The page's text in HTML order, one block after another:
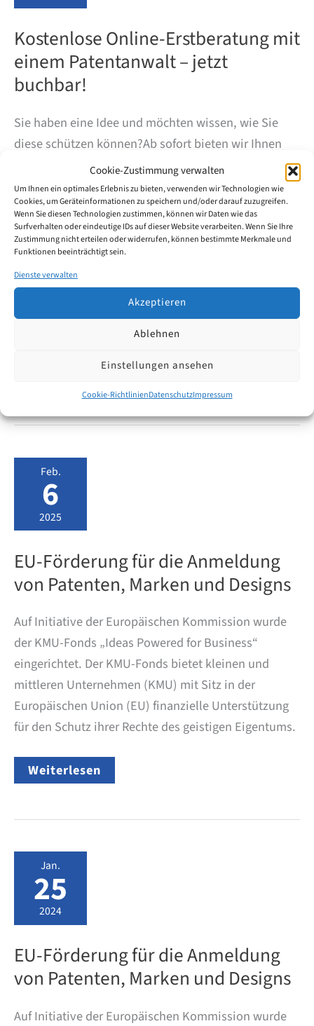
Cookie-Zustimmung verwalten
Um Ihnen ein optimales Erlebnis zu bieten, verwenden wir Technologien wie
Cookies, um Geräteinformationen zu speichern und/oder darauf zuzugreifen.
Wenn Sie diesen Technologien zustimmen, können wir Daten wie das
Surfverhalten oder eindeutige IDs auf dieser Website verarbeiten. Wenn Sie Ihre
Zustimmung nicht erteilen oder widerrufen, können bestimmte Merkmale und
Funktionen beeinträchtigt sein.
Dienste verwalten
Akzeptieren
Ablehnen
Einstellungen ansehen
Cookie-RichtlinienDatenschutzImpressum
Kostenlose Online-Erstberatung mit
einem Patentanwalt – jetzt
buchbar!
Sie haben eine Idee und möchten wissen, wie Sie
diese schützen können?Ab sofort bieten wir Ihnen
eine kostenlose 30-minütige Online-Erstberatung mit
einem unserer erfahrenen Patentanwälte an. In
einem persönlichen Gespräch klären wir erste Fragen
zum Patent-, Gebrauchsmuster-, Marken- oder
Designschutz und zeigen Ihnen mögliche Wege auf,
wie Sie Ihre Innovation strategisch absichern können
– ganz unverbindlich und bequem online.
Jetzt
Termin buchen: https://calendly.com/wmw-patent-
info/30min Wir freuen uns auf Ihre Anfrage!
Erstberatung
mit
einem
jetzt
buchbar!
Feb.
6
2025
EU-Förderung für die Anmeldung
von Patenten, Marken und Designs
Auf Initiative der Europäischen Kommission wurde
der KMU-Fonds „Ideas Powered for Business“
eingerichtet. Der KMU-Fonds bietet kleinen und
mittleren Unternehmen (KMU) mit Sitz in der
Europäischen Union (EU) finanzielle Unterstützung
für den Schutz ihrer Rechte des geistigen Eigentums.
EU-
Förderung
Anmeldung
Marken
und
Designs
Weiterlesen
Jan.
25
2024
EU-Förderung für die Anmeldung
von Patenten, Marken und Designs
Auf Initiative der Europäischen Kommission wurde